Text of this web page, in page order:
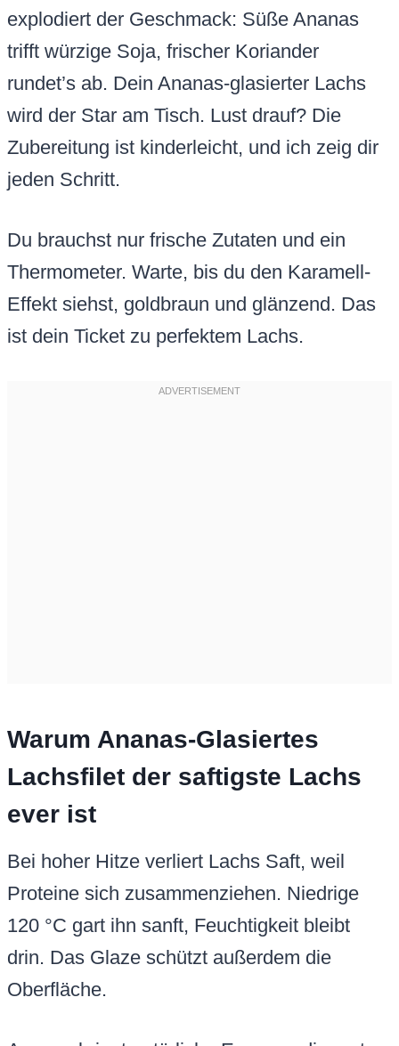
explodiert der Geschmack: Süße Ananas
trifft würzige Soja, frischer Koriander
rundet’s ab. Dein Ananas-glasierter Lachs
wird der Star am Tisch. Lust drauf? Die
Zubereitung ist kinderleicht, und ich zeig dir
jeden Schritt.
Du brauchst nur frische Zutaten und ein
Thermometer. Warte, bis du den Karamell-
Effekt siehst, goldbraun und glänzend. Das
ist dein Ticket zu perfektem Lachs.
Warum Ananas-Glasiertes
Lachsfilet der saftigste Lachs
ever ist
Bei hoher Hitze verliert Lachs Saft, weil
Proteine sich zusammenziehen. Niedrige
120 °C gart ihn sanft, Feuchtigkeit bleibt
drin. Das Glaze schützt außerdem die
Oberfläche.